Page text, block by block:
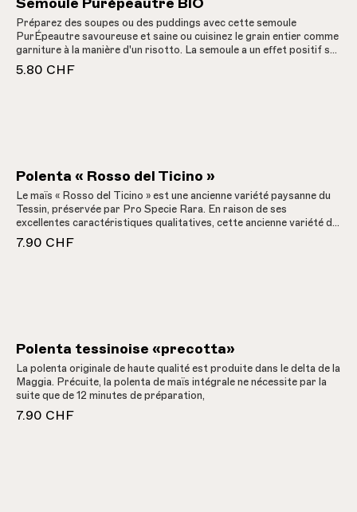
Préparez des soupes ou des puddings avec cette semoule
PurÉpeautre savoureuse et saine ou cuisinez le grain entier comme
garniture à la manière d'un risotto. La semoule a un effet positif sur
le taux de glycémie et rassasie durablement. Cultivée
biologiquement dans les montagnes grisonnes.
5.80 CHF
Polenta « Rosso del Ticino »
Le maïs « Rosso del Ticino » est une ancienne variété paysanne du
Tessin, préservée par Pro Specie Rara. En raison de ses
excellentes caractéristiques qualitatives, cette ancienne variété de
maïs est à nouveau utilisée pour la culture du maïs polenta.Afin de
préserver le potentiel historico-culturel de cette variété, elle est
très aromatique et riche. Temps de cuisson : env. 60 - 90 minutes
7.90 CHF
Polenta tessinoise «precotta»
La polenta originale de haute qualité est produite dans le delta de la
Maggia. Précuite, la polenta de maïs intégrale ne nécessite par la
suite que de 12 minutes de préparation,
7.90 CHF